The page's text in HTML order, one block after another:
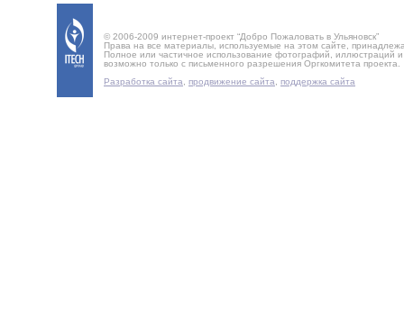
© 2006-2009 интернет-проект “Добро Пожаловать в Ульяновск”
Права на все материалы, используемые на этом сайте,
Полное или частичное использование фотографий, иллюстраций
возможно только с письменного разрешения Оргкомитета проекта.
Разработка сайта
продвижение сайта поддержка сайта